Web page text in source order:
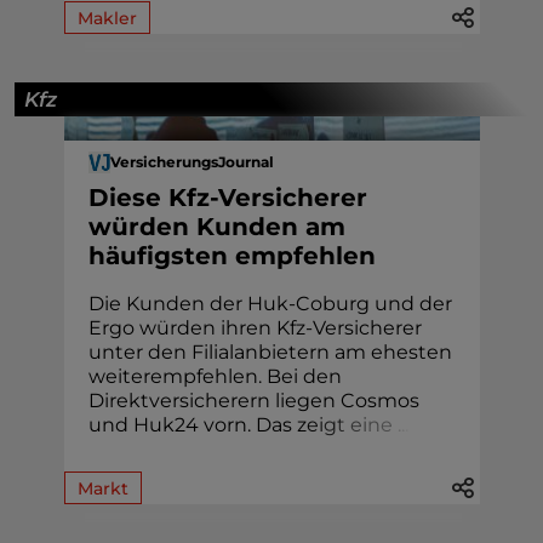
Makler
Kfz
VersicherungsJournal
Diese Kfz-Versicherer
würden Kunden am
häufigsten empfehlen
Die Kunden der Huk-Coburg und der
Ergo würden ihren Kfz-Versicherer
unter den Filialanbietern am ehesten
weiterempfehlen. Bei den
Direktversicherern liegen Cosmos
und Huk24 vorn. Das zeigt eine
Markt